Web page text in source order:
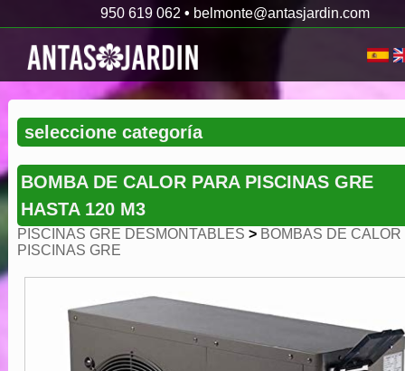
950 619 062 • belmonte@antasjardin.com
BOMBA DE CALOR PARA PISCINAS GRE
HASTA 120 M3
PISCINAS GRE DESMONTABLES > BOMBAS DE CALOR
PISCINAS GRE